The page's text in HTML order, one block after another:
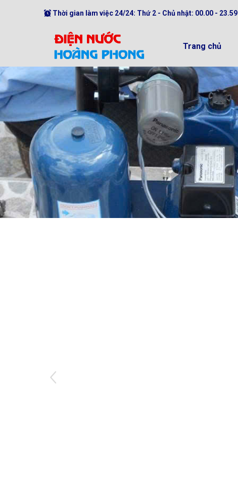
Thời gian làm việc 24/24: Thứ 2 - Chủ nhật: 00.00 - 23.59
Trang chủ